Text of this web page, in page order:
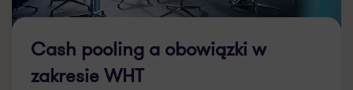
Cash pooling a obowiązki w
zakresie WHT